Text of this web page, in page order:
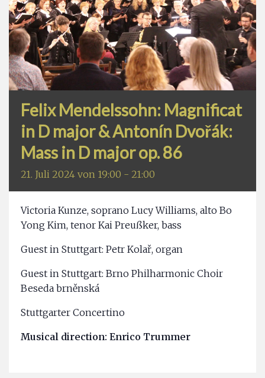
Felix Mendelssohn: Magnificat
in D major & Antonín Dvořák:
Mass in D major op. 86
21. Juli 2024 von 19:00 - 21:00
Victoria Kunze, soprano Lucy Williams, alto Bo
Yong Kim, tenor Kai Preußker, bass
Guest in Stuttgart: Petr Kolař, organ
Guest in Stuttgart: Brno Philharmonic Choir
Beseda brněnská
Stuttgarter Concertino
Musical direction: Enrico Trummer